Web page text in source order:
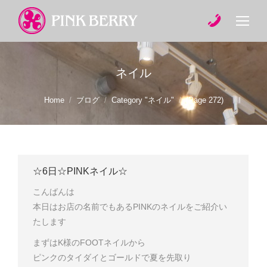
ネイル
You are here:
Home ブログ Category "ネイル" (Page 272)
☆6日☆PINKネイル☆
こんばんは
本日はお店の名前でもあるPINKのネイルをご紹介い
たします
まずはK様のFOOTネイルから
ピンクのタイダイとゴールドで夏を先取り